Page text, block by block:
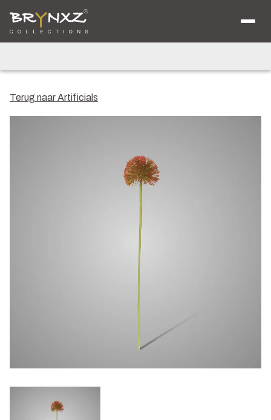
Over ons
Catalogus
Collecties
Ancient Clay
Verkooplocaties
Terug naar Artificials